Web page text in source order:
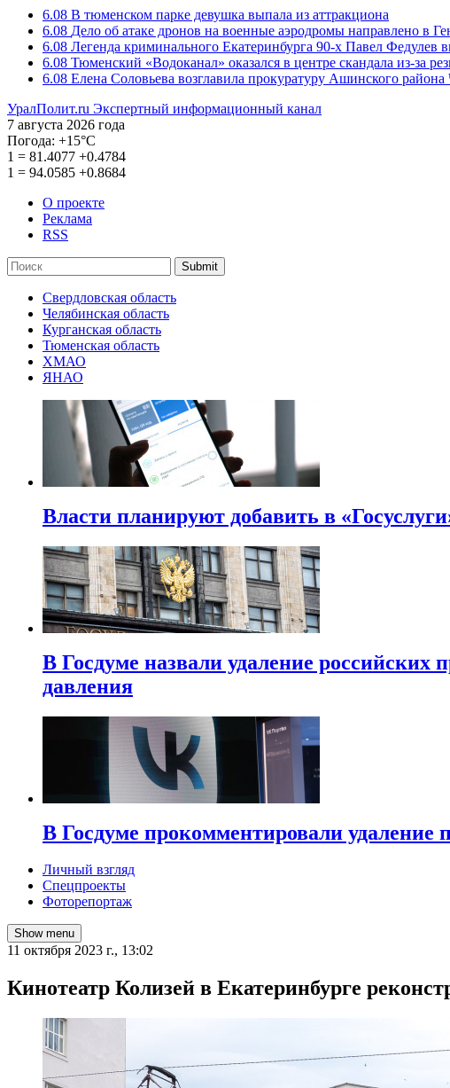
6.08 В тюменском парке девушка выпала из аттракциона
6.08 Дело об атаке дронов на военные аэродромы направлено в
6.08 Легенда криминального Екатеринбурга 90-х Павел Федулев
6.08 Тюменский «Водоканал» оказался в центре скандала из-за
6.08 Елена Соловьева возглавила прокуратуру Ашинского района
УралПолит.ru Экспертный информационный канал
7 августа 2026 года
Погода: +15°С
1 = 81.4077 +0.4784
1 = 94.0585 +0.8684
О проекте
Реклама
RSS
Submit
Свердловская область
Челябинская область
Курганская область
Тюменская область
ХМАО
ЯНАО
Власти планируют добавить в
В Госдуме назвали удаление
давления
В Госдуме прокомментировали удаление
Личный взгляд
Спецпроекты
Фоторепортаж
Show menu
11 октября 2023 г., 13:02
Кинотеатр Колизей в Екатеринбурге